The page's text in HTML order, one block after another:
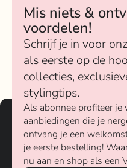
Mis niets &
voordelen!
Schrijf je in voor
als eerste op de
collecties,
stylingtips.
Als abonnee profiteer je
aanbiedingen die je
ontvang je een
je eerste bestelling!
nu aan en shop als een